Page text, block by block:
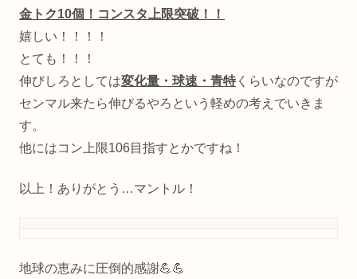
金トク10個！コンスタ上限突破！！
嬉しい！！！！
とても！！！
伸びしろとしては変化量・球速・青特くらいなのですが
センマル来たら伸びるやろという軽めの考えでいきま
す。
他にはコン上限106目指すとかですね！
以上！ありがとう…マントル！
地球の恵みに圧倒的感謝💪💪